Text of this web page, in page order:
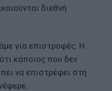
διεθνή
για επιστροφές. Η
κάποιος που δεν
να επιστρέφει στη